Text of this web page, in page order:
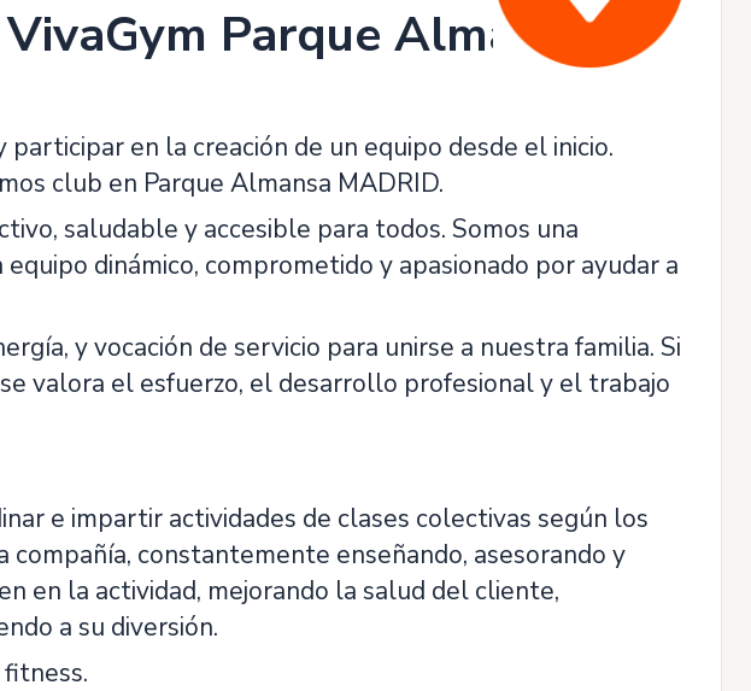
Parque Almansa
participar en la creación de un equipo desde el inicio.
club en Parque Almansa MADRID.
saludable y accesible para todos. Somos una
dinámico, comprometido y apasionado por ayudar a
y vocación de servicio para unirse a nuestra familia. Si
valora el esfuerzo, el desarrollo profesional y el trabajo
e impartir actividades de clases colectivas según los
constantemente enseñando, asesorando y
en la actividad, mejorando la salud del cliente,
a su diversión.